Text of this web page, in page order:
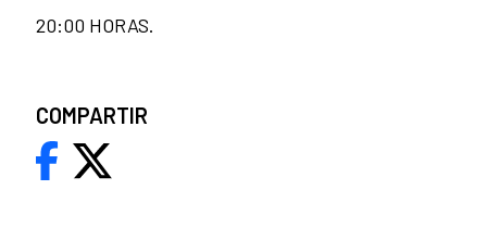
20:00 HORAS.
COMPARTIR